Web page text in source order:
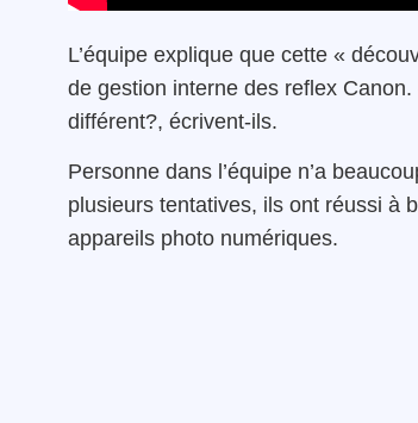
L’équipe explique que cette «
de gestion interne des reflex
différent?, écrivent-ils.
Personne dans l’équipe n’a
plusieurs tentatives, ils ont réussi à
appareils photo numériques.